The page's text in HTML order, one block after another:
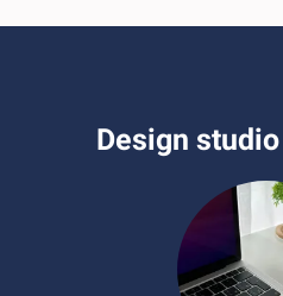
Design studio